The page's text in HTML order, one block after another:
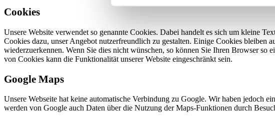
Cookies
Unsere Website verwendet so genannte Cookies. Dabei handelt es sich um kleine
Cookies dazu, unser Angebot nutzerfreundlich zu gestalten. Einige Cookies bleiben
wiederzuerkennen. Wenn Sie dies nicht wünschen, so können Sie Ihren Browser
von Cookies kann die Funktionalität unserer Website eingeschränkt sein.
Google Maps
Unsere Webseite hat keine automatische Verbindung zu Google. Wir haben jedoch
werden von Google auch Daten über die Nutzung der Maps-Funktionen durch